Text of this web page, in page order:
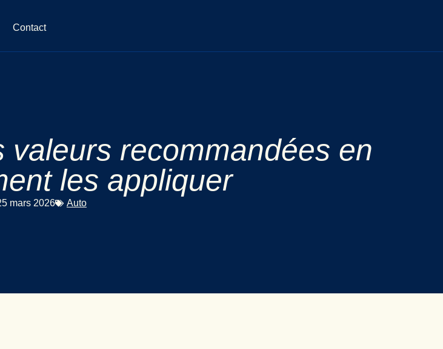
Contact
recommandées en
les appliquer
mars 2026 Auto